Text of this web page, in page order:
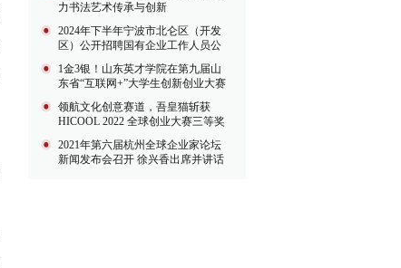
力书法艺术传承与创新
2024年下半年宁波市北仑区（开发
区）公开招聘国有企业工作人员公
1金3银！山东英才学院在第九届山
东省“互联网+”大学生创新创业大赛
领航文化创意赛道，吾皇猫斩获
HICOOL 2022 全球创业大赛三等奖
2021年第六届杭州全球企业家论坛
新闻发布会召开 徐兴香出席并讲话